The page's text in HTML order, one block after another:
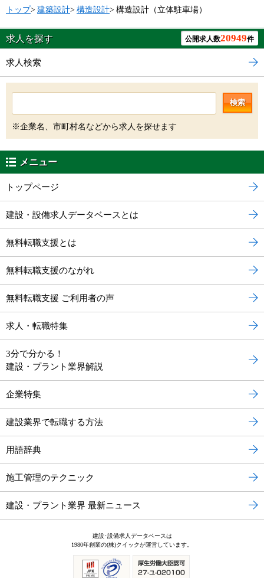
トップ> 建築設計> 構造設計> 構造設計（立体駐車場）
求人を探す 公開求人数20949件
求人検索
検索
※企業名、市町村名などから求人を探せます
メニュー
トップページ
建設・設備求人データベースとは
無料転職支援とは
無料転職支援のながれ
無料転職支援 ご利用者の声
求人・転職特集
3分で分かる！
建設・プラント業界解説
企業特集
建設業界で転職する方法
用語辞典
施工管理のテクニック
建設・プラント業界 最新ニュース
建設･設備求人データベースは
1980年創業の(株)クイックが運営しています。